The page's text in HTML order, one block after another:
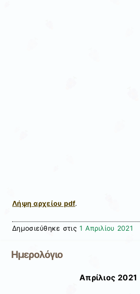
Λήψη αρχείου pdf.
Δημοσιεύθηκε στις 1 Απριλίου 2021
Ημερολόγιο
Απρίλιος 2021